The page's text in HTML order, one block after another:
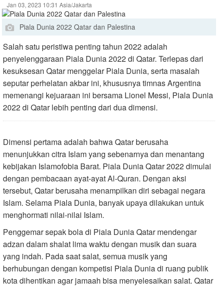
Jan 03, 2023 10:31 Asia/Jakarta
Piala Dunia 2022 Qatar dan Palestina
Salah satu peristiwa penting tahun 2022 adalah
penyelenggaraan Piala Dunia 2022 di Qatar. Terlepas dari
kesuksesan Qatar menggelar Piala Dunia, serta masalah
seputar perhelatan akbar ini, khususnya timnas Argentina
memenangi kejuaraan ini bersama Lionel Messi, Piala Dunia
2022 di Qatar lebih penting dari dua dimensi.
Dimensi pertama adalah bahwa Qatar berusaha
menunjukkan citra Islam yang sebenarnya dan menantang
kebijakan Islamofobia Barat. Piala Dunia Qatar 2022 dimulai
dengan pembacaan ayat-ayat Al-Quran. Dengan aksi
tersebut, Qatar berusaha menampilkan diri sebagai negara
Islam. Selama Piala Dunia, banyak upaya dilakukan untuk
menghormati nilai-nilai Islam.
Penggemar sepak bola di Piala Dunia Qatar mendengar
adzan dalam shalat lima waktu dengan musik dan suara
yang indah. Pada saat salat, semua musik yang
berhubungan dengan kompetisi Piala Dunia di ruang publik
kota dihentikan agar jamaah bisa menyelesaikan salat. Qatar